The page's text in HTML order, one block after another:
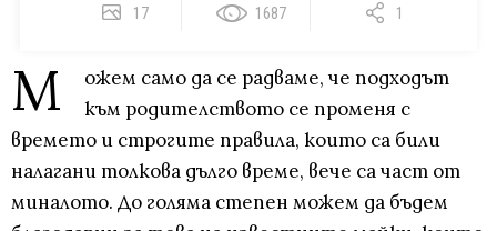
17 1687 1
М
ожем само да се радваме, че подходът
към родителството се променя с
времето и строгите правила, които са били
налагани толкова дълго време, вече са част от
миналото. До голяма степен можем да бъдем